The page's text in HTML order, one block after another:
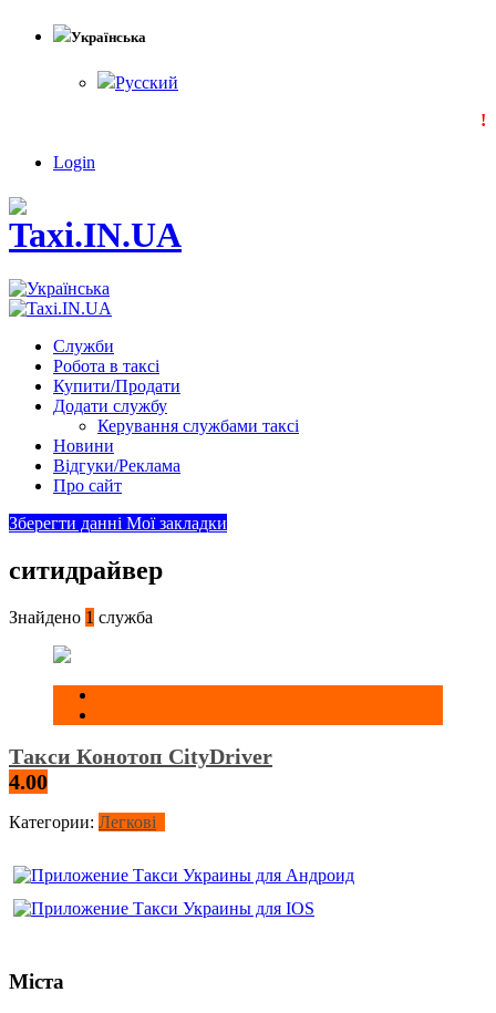
Українська
Русский
Login
Служби
Робота в таксі
Купити/Продати
Додати службу
Керування службами таксі
Новини
Відгуки/Реклама
Про сайт
Зберегти данні Мої закладки
ситидрайвер
Знайдено 1 служба
Такси Конотоп CityDriver
4.00
Категории: Легкові
Міста